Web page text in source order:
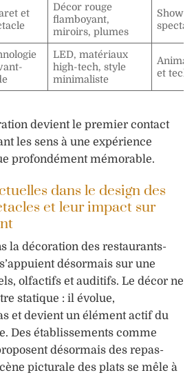
et
Décor rouge
flamboyant,
miroirs, plumes
Shows
LED, matériaux
high-tech, style
minimaliste
et
devient le premier contact
les sens à une expérience
profondément mémorable.
dans le design des
et leur impact sur
la décoration des restaurants-
désormais sur une
olfactifs et auditifs. Le décor ne
statique : il évolue,
et devient un élément actif du
Des établissements comme
désormais des repas-
picturale des plats se mêle à